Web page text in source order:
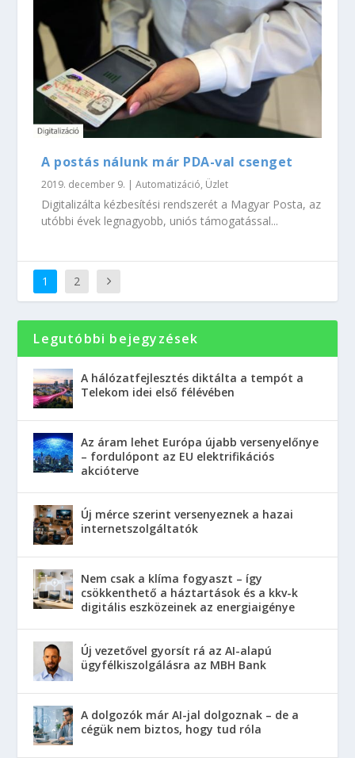
A postás nálunk már PDA-val csenget
2019. december 9. |Automatizáció, Üzlet
Digitalizálta kézbesítési rendszerét a Magyar Posta, az
utóbbi évek legnagyobb, uniós támogatással...
1 2
Legutóbbi bejegyzések
A hálózatfejlesztés diktálta a tempót a
Telekom idei első félévében
Az áram lehet Európa újabb versenyelőnye
– fordulópont az EU elektrifikációs
akcióterve
Új mérce szerint versenyeznek a hazai
internetszolgáltatók
Nem csak a klíma fogyaszt – így
csökkenthető a háztartások és a kkv-k
digitális eszközeinek az energiaigénye
Új vezetővel gyorsít rá az AI-alapú
ügyfélkiszolgálásra az MBH Bank
A dolgozók már AI-jal dolgoznak – de a
cégük nem biztos, hogy tud róla